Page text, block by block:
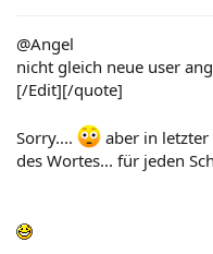
@Angel
nicht gleich neue user
[/Edit][/quote]
Sorry....
aber in
des Wortes... für jeden